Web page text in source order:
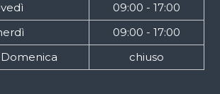
09:00 - 17:00
09:00 - 17:00
chiuso